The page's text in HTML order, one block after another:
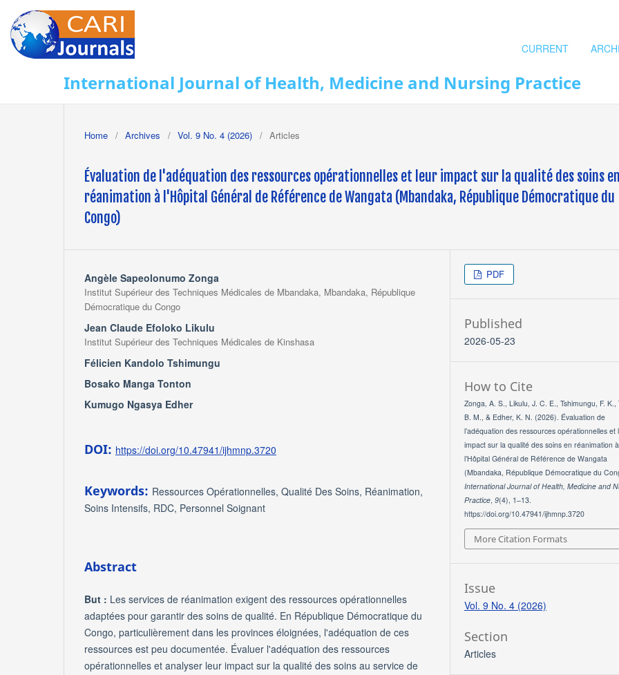
International Journal of Health, Medicine and Nursing Practice
CURRENT
Home / Archives / Vol. 9 No. 4 (2026) / Articles
Évaluation de l'adéquation des ressources opérationnelles et leur impact sur la qualité des soins en
réanimation à l'Hôpital Général de Référence de Wangata (Mbandaka, République Démocratique du
Congo)
Angèle Sapeolonumo Zonga
Institut Supérieur des Techniques Médicales de Mbandaka, Mbandaka, République
Démocratique du Congo
Jean Claude Efoloko Likulu
Institut Supérieur des Techniques Médicales de Kinshasa
Félicien Kandolo Tshimungu
Bosako Manga Tonton
Kumugo Ngasya Edher
DOI: https://doi.org/10.47941/ijhmnp.3720
Keywords: Ressources Opérationnelles, Qualité Des Soins, Réanimation,
Soins Intensifs, RDC, Personnel Soignant
Abstract
But : Les services de réanimation exigent des ressources opérationnelles
adaptées pour garantir des soins de qualité. En République Démocratique du
Congo, particulièrement dans les provinces éloignées, l'adéquation de ces
ressources est peu documentée. Évaluer l'adéquation des ressources
opérationnelles et analyser leur impact sur la qualité des soins au service de
PDF
Published
2026-05-23
How to Cite
Zonga, A. S., Likulu, J. C. E., Tshimungu, F. K.,
B. M., & Edher, K. N. (2026). Évaluation de
l’adéquation des ressources opérationnelles et
impact sur la qualité des soins en réanimation à
l’Hôpital Général de Référence de Wangata
(Mbandaka, République Démocratique du
International Journal of Health, Medicine and
Practice,9(4), 1–13.
https://doi.org/10.47941/ijhmnp.3720
More Citation Formats
Issue
Vol. 9 No. 4 (2026)
Section
Articles